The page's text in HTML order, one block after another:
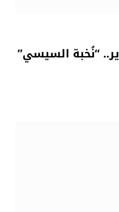
“نُخبة السيسي”